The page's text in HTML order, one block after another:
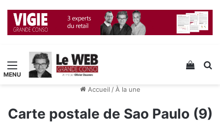
Menu Voir
Accueil / À la une
Carte postale de Sao Paulo (9)